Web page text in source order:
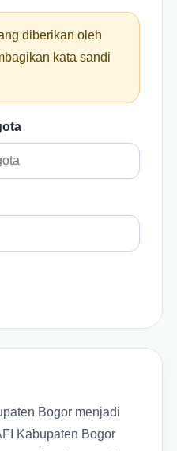
diberikan oleh
kata sandi
Bogor menjadi
Kabupaten Bogor